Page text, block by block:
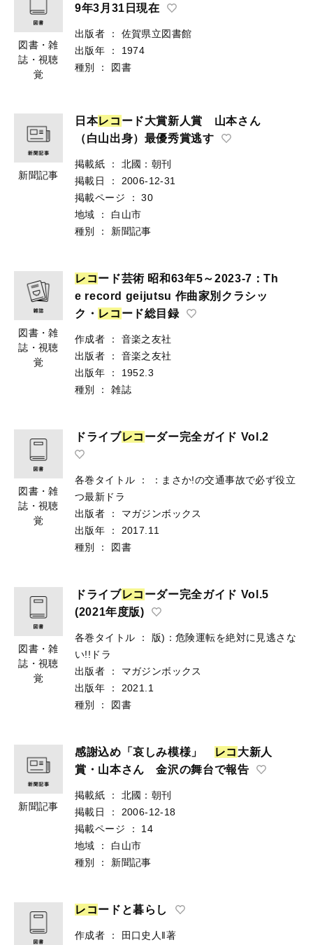
図書・雑
誌・視聴
覚
9年3月31日現在
出版者 ：
佐賀県立図書館
出版年
：
1974
種別
： 図書
新聞記事
日本レ コ ード大賞新人賞 山本さん
（白山出身）最優秀賞逃す
掲載紙 ：
北國：朝刊
掲載日
：
2006-12-31
掲載ページ
：
30
地域
：
白山市
種別
： 新聞記事
図書・雑
誌・視聴
覚
レ コード芸術 昭和63年5～2023-7：Th
e record geijutsu 作曲家別クラシッ
ク・ レ コ ード総目録
作成者 ：
音楽之友社
出版者
：
音楽之友社
出版年
：
1952.3
種別
： 雑誌
図書・雑
誌・視聴
覚
ドライブレコ ーダー完全ガイド Vol.2
各巻タイトル ：
：まさか!の交通事故で必ず役立
つ最新ドラ
出版者
：
マガジンボックス
出版年
：
2017.11
種別
： 図書
図書・雑
誌・視聴
覚
ドライブレコ ーダー完全ガイド Vol.5
(2021年度版)
各巻タイトル ：
版)：危険運転を絶対に見逃さな
い!!ドラ
出版者
：
マガジンボックス
出版年
：
2021.1
種別
： 図書
新聞記事
感謝込め「哀しみ模様」 レコ 大新人
賞・山本さん 金沢の舞台で報告
掲載紙 ：
北國：朝刊
掲載日
：
2006-12-18
掲載ページ
：
14
地域
：
白山市
種別
： 新聞記事
レ コードと暮らし
作成者 ：
田口史人‖著